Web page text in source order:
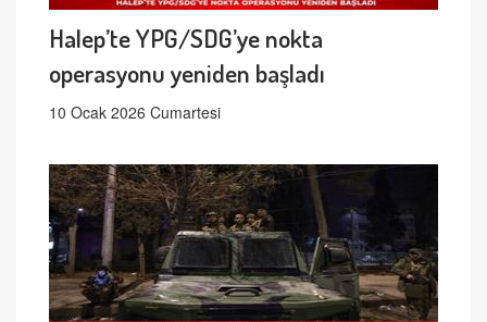
Halep’te YPG/SDG’ye nokta
operasyonu yeniden başladı
10 Ocak 2026 Cumartesi